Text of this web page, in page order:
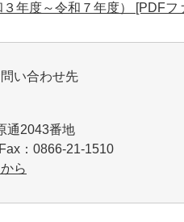
年度～令和７年度） [PDFフ
い合わせ先
通2043番地
：0866-21-1510
ら